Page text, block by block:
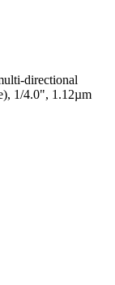
directional
1/4.0", 1.12µm